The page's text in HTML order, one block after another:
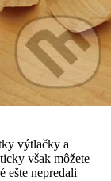
výtlačky a
však môžete
ešte nepredali